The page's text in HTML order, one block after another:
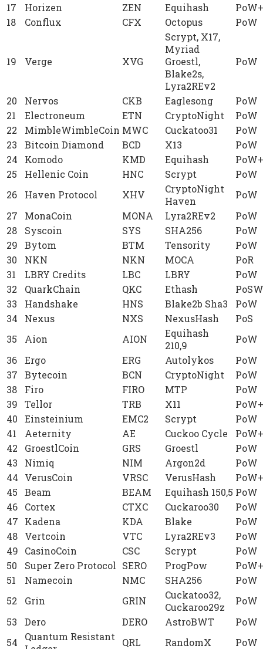
17
Horizen ZEN Equihash
18
Conflux CFX Octopus PoW
19 Verge XVG
Scrypt, X17,
Myriad
Groestl,
Blake2s,
Lyra2REv2
PoW
20 Nervos CKB Eaglesong
PoW
21
Electroneum ETN CryptoNight
PoW
22
MimbleWimbleCoin MWC Cuckatoo31
PoW
23
Bitcoin Diamond BCD X13
PoW
24
Komodo KMD Equihash
25
Hellenic Coin HNC Scrypt
PoW
26
Haven Protocol XHV
CryptoNight
Haven
PoW
27
MonaCoin MONA Lyra2REv2
PoW
28
Syscoin SYS SHA256
PoW
29
Bytom BTM Tensority
PoW
30
NKN NKN MOCA
PoR
31
LBRY Credits LBC LBRY
PoW
32
QuarkChain QKC Ethash
PoSW
33
Handshake HNS Blake2b Sha3
PoW
34
Nexus NXS NexusHash
PoS
35
Aion AION
Equihash
210,9
PoW
36
Ergo ERG Autolykos
PoW
37
Bytecoin BCN CryptoNight
PoW
38
Firo FIRO MTP
PoW
39
Tellor TRB X11
40
Einsteinium EMC2 Scrypt
PoW
41
Aeternity AE Cuckoo Cycle
42
GroestlCoin GRS Groestl
PoW
43
Nimiq NIM Argon2d
PoW
44
VerusCoin VRSC VerusHash
45
Beam BEAM Equihash 150,5 PoW
46
Cortex CTXC Cuckaroo30
PoW
47
Kadena KDA Blake
PoW
48
Vertcoin VTC Lyra2REv3
PoW
49
CasinoCoin CSC Scrypt
PoW
50
Super Zero Protocol SERO ProgPow
51
Namecoin NMC SHA256
PoW
52
Grin GRIN
Cuckatoo32,
Cuckaroo29z
PoW
53
Dero DERO AstroBWT
PoW
54
Quantum Resistant
QRL RandomX PoW